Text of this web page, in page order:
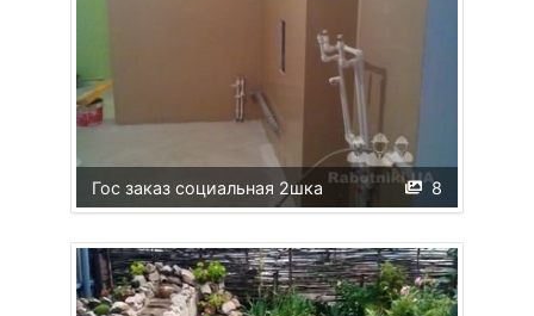
8
Гос заказ социальная 2шка